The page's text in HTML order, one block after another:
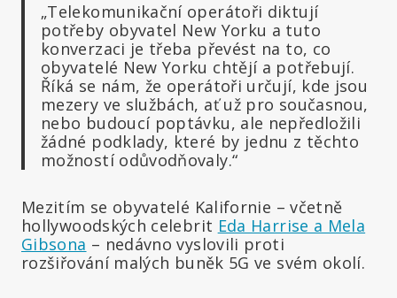
„Telekomunikační operátoři diktují
potřeby obyvatel New Yorku a tuto
konverzaci je třeba převést na to, co
obyvatelé New Yorku chtějí a potřebují.
Říká se nám, že operátoři určují, kde jsou
mezery ve službách, ať už pro současnou,
nebo budoucí poptávku, ale nepředložili
žádné podklady, které by jednu z těchto
možností odůvodňovaly.“
Mezitím se obyvatelé Kalifornie – včetně
hollywoodských celebrit Eda Harrise a Mela
Gibsona – nedávno vyslovili proti
rozšiřování malých buněk 5G ve svém okolí.